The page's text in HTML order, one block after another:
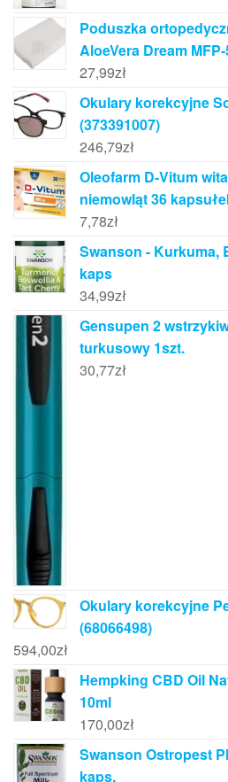
Poduszka
AloeVera Dream
27,99zł
Okulary korekcyjne
(373391007)
246,79zł
Oleofarm D-Vitum
niemowląt 36
7,78zł
Swanson - Kurkuma,
kaps
34,99zł
Gensupen 2
turkusowy 1szt.
30,77zł
Okulary korekcyjne
(68066498)
594,00zł
Hempking CBD Oil
10ml
170,00zł
Swanson Ostropest
kaps.